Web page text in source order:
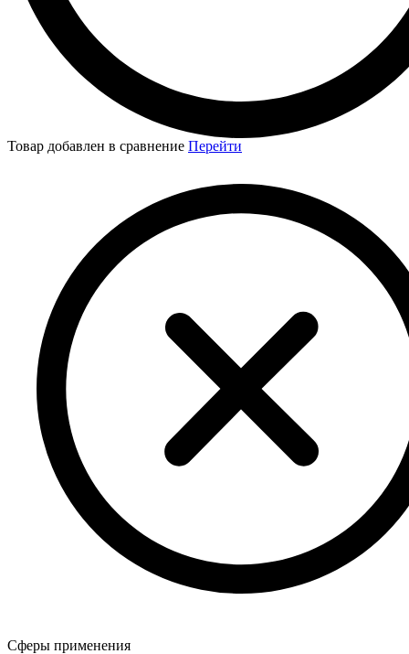
Товар добавлен в сравнение Перейти
Сферы применения